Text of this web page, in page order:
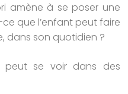
amène à se poser une
que l’enfant peut faire
dans son quotidien ?
peut se voir dans des